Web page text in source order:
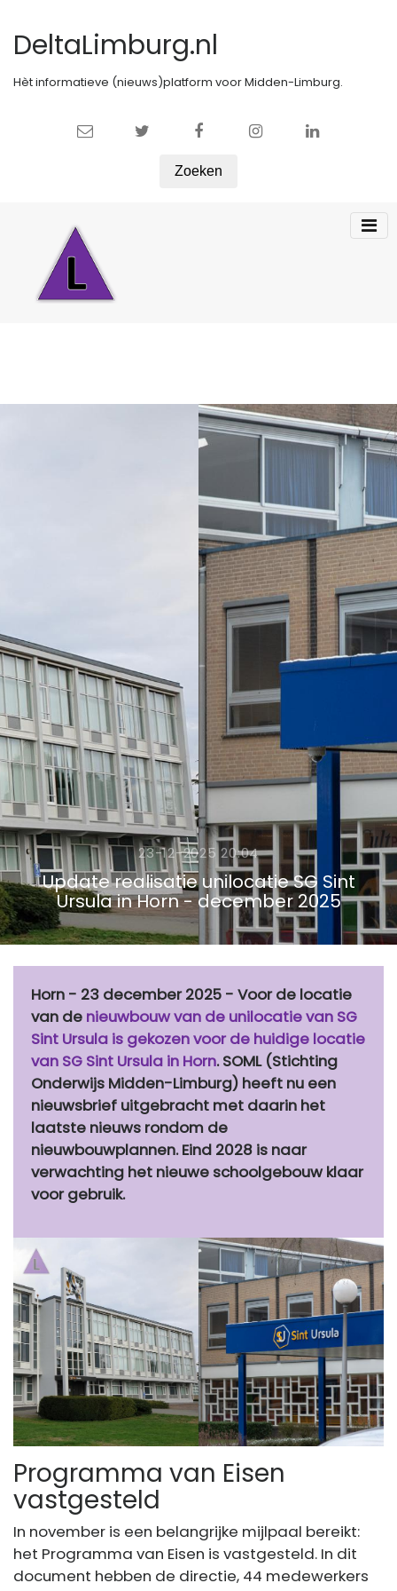
DeltaLimburg.nl
Hèt informatieve (nieuws)platform voor Midden-Limburg.
Zoeken
23-12-2025 20:04
Update realisatie unilocatie SG Sint
Ursula in Horn - december 2025
Horn - 23 december 2025 - Voor de locatie
van de nieuwbouw van de unilocatie van SG
Sint Ursula is gekozen voor de huidige locatie
van SG Sint Ursula in Horn. SOML (Stichting
Onderwijs Midden-Limburg) heeft nu een
nieuwsbrief uitgebracht met daarin het
laatste nieuws rondom de
nieuwbouwplannen. Eind 2028 is naar
verwachting het nieuwe schoolgebouw klaar
voor gebruik.
Programma van Eisen
vastgesteld
In november is een belangrijke mijlpaal bereikt:
het Programma van Eisen is vastgesteld. In dit
document hebben de directie, 44 medewerkers